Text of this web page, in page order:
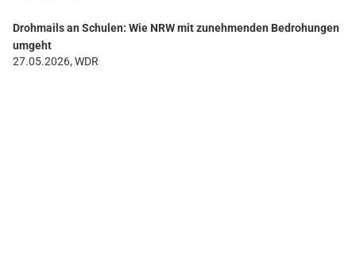
Drohmails an Schulen: Wie NRW mit zunehmenden Bedrohungen
umgeht
27.05.2026, WDR